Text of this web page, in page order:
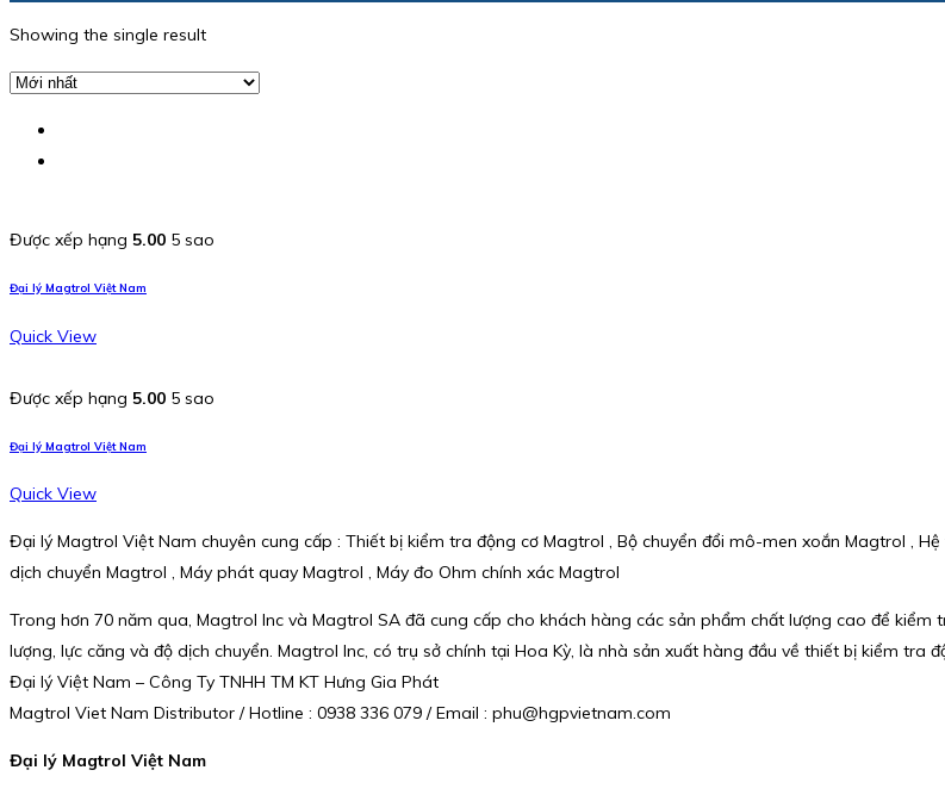
Showing the single result
Được xếp hạng 5.00 5 sao
Đại lý Magtrol Việt Nam
Quick View
Được xếp hạng 5.00 5 sao
Đại lý Magtrol Việt Nam
Quick View
Đại lý Magtrol Việt Nam chuyên cung cấp : Thiết bị kiểm tra động cơ Magtrol , Bộ chuyển đổi mô-men xoắn Magtrol ,
dịch chuyển Magtrol , Máy phát quay Magtrol , Máy đo Ohm chính xác Magtrol
Trong hơn 70 năm qua, Magtrol Inc và Magtrol SA đã cung cấp cho khách hàng các sản phẩm chất lượng cao để
lượng, lực căng và độ dịch chuyển. Magtrol Inc, có trụ sở chính tại Hoa Kỳ, là nhà sản xuất hàng đầu về thiết bị kiểm tra
Đại lý Việt Nam – Công Ty TNHH TM KT Hưng Gia Phát
Magtrol Viet Nam Distributor / Hotline : 0938 336 079 / Email : phu@hgpvietnam.com
Đại lý Magtrol Việt Nam